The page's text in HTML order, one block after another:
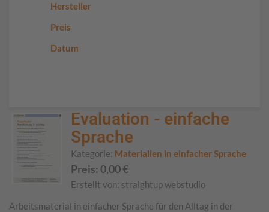
Hersteller
Preis
Datum
Evaluation - einfache
Sprache
Kategorie: Materialien in einfacher Sprache
Preis: 0,00€
Erstellt von: straightup webstudio
Arbeitsmaterial in einfacher Sprache für den Alltag in der